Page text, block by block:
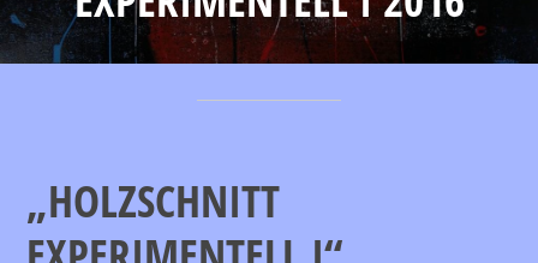
„HOLZSCHNITT